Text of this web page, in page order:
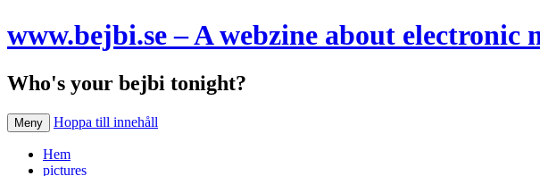
www.bejbi.se – A webzine about electronic
Who's your bejbi tonight?
Meny Hoppa till innehåll
Hem
pictures